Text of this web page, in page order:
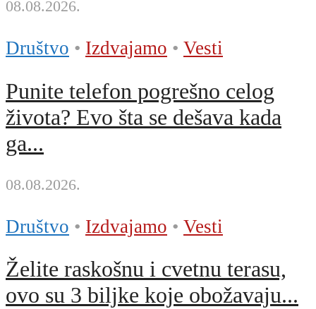
08.08.2026.
Društvo • Izdvajamo • Vesti
Punite telefon pogrešno celog
života? Evo šta se dešava kada
ga...
08.08.2026.
Društvo • Izdvajamo • Vesti
Želite raskošnu i cvetnu terasu,
ovo su 3 biljke koje obožavaju...